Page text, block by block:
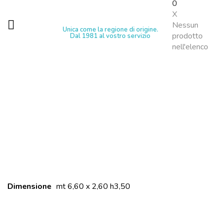
Unica come la regione di origine.
Dal 1981 al vostro servizio
0
X
Nessun
prodotto
nell'elenco
Dimensione mt 6,60 x 2,60 h3,50